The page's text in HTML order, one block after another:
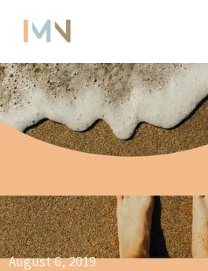
August 6, 2019